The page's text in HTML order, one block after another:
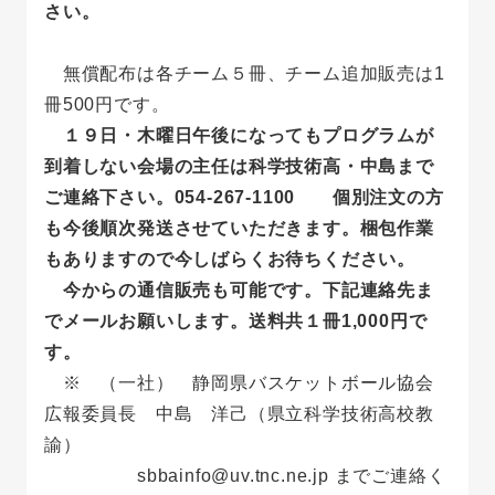
さい。
無償配布は各チーム５冊、チーム追加販売は1
冊500円です。
１９日・木曜日午後になってもプログラムが
到着しない会場の主任は科学技術高・中島まで
ご連絡下さい。054-267-1100 個別注文の方
も今後順次発送させていただきます。梱包作業
もありますので今しばらくお待ちください。
今からの通信販売も可能です。下記連絡先ま
でメールお願いします。送料共１冊1,000円で
す。
※ （一社） 静岡県バスケットボール協会
広報委員長 中島 洋己（県立科学技術高校教
諭）
sbbainfo@uv.tnc.ne.jp までご連絡く